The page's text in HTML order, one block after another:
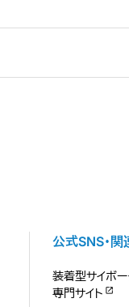
公式SNS・関
装着型サイボ
専門サイト